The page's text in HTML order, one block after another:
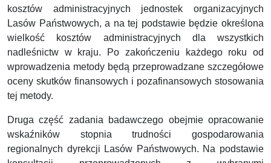
kosztów administracyjnych jednostek organizacyjnych
Lasów Państwowych, a na tej podstawie będzie określona
wielkość kosztów administracyjnych dla wszystkich
nadleśnictw w kraju. Po zakończeniu każdego roku od
wprowadzenia metody będą przeprowadzane szczegółowe
oceny skutków finansowych i pozafinansowych stosowania
tej metody.
Druga część zadania badawczego obejmie opracowanie
wskaźników stopnia trudności gospodarowania
regionalnych dyrekcji Lasów Państwowych. Na podstawie